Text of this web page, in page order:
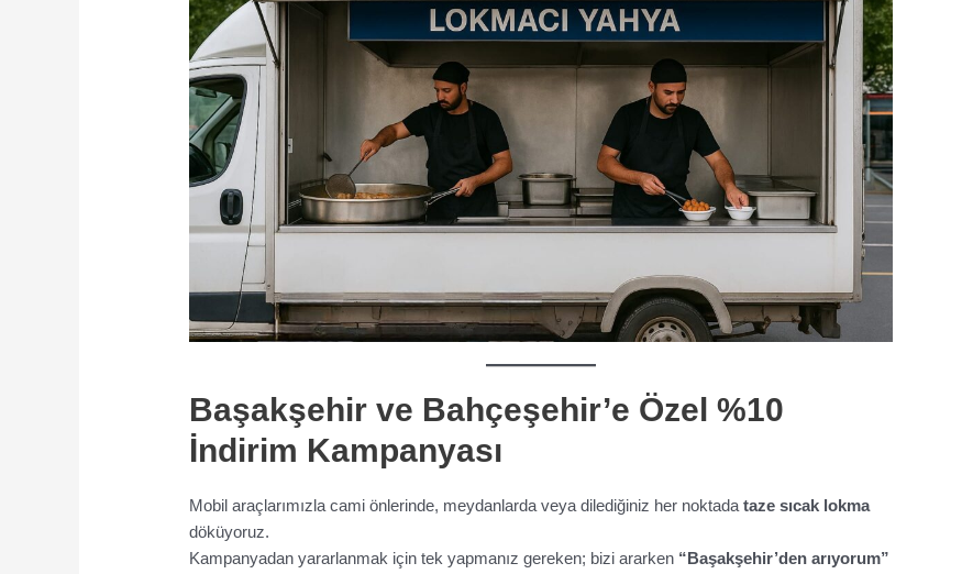
Başakşehir ve Bahçeşehir’e Özel %10
İndirim Kampanyası
Mobil araçlarımızla cami önlerinde, meydanlarda veya dilediğiniz her noktadataze sıcak lokma
döküyoruz.
Kampanyadan yararlanmak için tek yapmanız gereken; bizi ararken “Başakşehir’den arıyorum”